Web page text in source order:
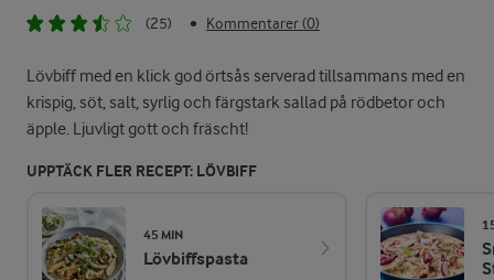
(25)
• Kommentarer (0)
Lövbiff med en klick god örtsås serverad tillsammans med en
krispig, söt, salt, syrlig och färgstark sallad på rödbetor och
äpple. Ljuvligt gott och fräscht!
UPPTÄCK FLER RECEPT: LÖVBIFF
45 MIN
Lövbiffspasta